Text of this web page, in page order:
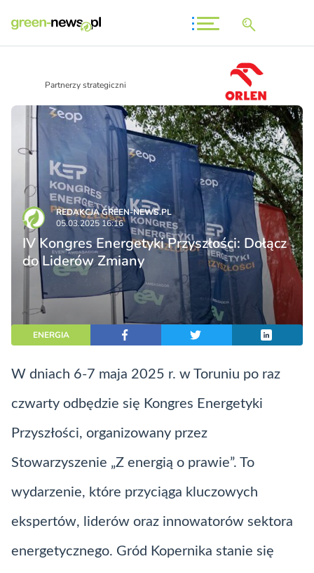
Partnerzy strategiczni
REDAKCJA GREEN-NEWS.PL
05.03.2025 16:16
IV Kongres Energetyki Przyszłości: Dołącz
do Liderów Zmiany
ENERGIA
W dniach 6-7 maja 2025 r. w Toruniu po raz
czwarty odbędzie się Kongres Energetyki
Przyszłości, organizowany przez
Stowarzyszenie „Z energią o prawie”. To
wydarzenie, które przyciąga kluczowych
ekspertów, liderów oraz innowatorów sektora
energetycznego. Gród Kopernika stanie się